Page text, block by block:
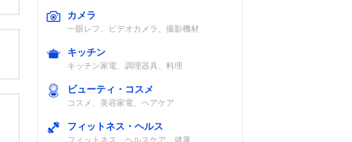
カメラ
一眼レフ、ビデオカメラ、撮影機材
キッチン
キッチン家電、調理器具、料理
ビューティ・コスメ
コスメ、美容家電、ヘアケア
フィットネス・ヘルス